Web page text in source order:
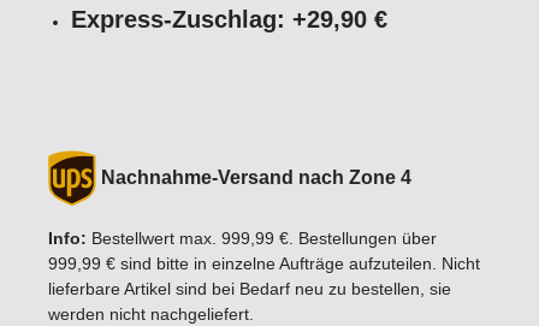
Express-Zuschlag: +29,90 €
Nachnahme-Versand nach Zone 4
Info: Bestellwert max. 999,99 €. Bestellungen über
999,99 € sind bitte in einzelne Aufträge aufzuteilen. Nicht
lieferbare Artikel sind bei Bedarf neu zu bestellen, sie
werden nicht nachgeliefert.